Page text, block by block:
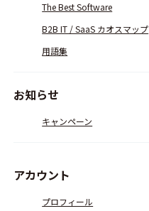
The Best Software
B2B IT / SaaS カオスマップ
用語集
お知らせ
キャンペーン
アカウント
プロフィール